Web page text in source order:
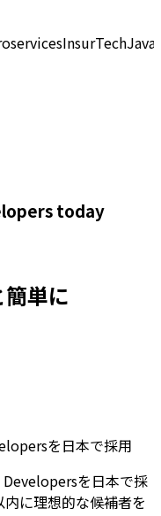
InsurTechJava
today
単に
を日本で採用
を日本で採
に理想的な候補者を